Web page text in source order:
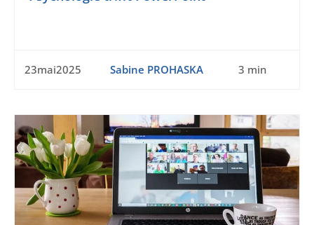
23mai2025 Sabine PROHASKA 3 min